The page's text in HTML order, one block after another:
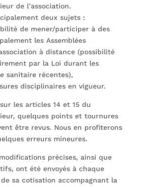
de l’association.
deux sujets :
de mener/participer à des
les Assemblées
à distance (possibilité
par la Loi durant les
sanitaire récentes),
disciplinaires en vigueur.
les articles 14 et 15 du
quelques points et tournures
être revus. Nous en profiterons
erreurs mineures.
modifications précises, ainsi que
ont été envoyés à chaque
sa cotisation accompagnant la